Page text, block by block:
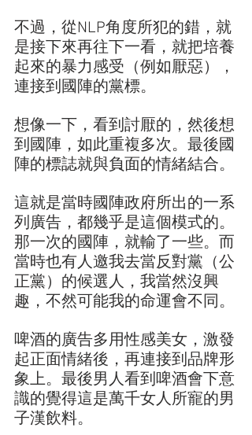
不過，從NLP角度所犯的錯，就
是接下來再往下一看，就把培養
起來的暴力感受（例如厭惡），
連接到國陣的黨標。
想像一下，看到討厭的，然後想
到國陣，如此重複多次。最後國
陣的標誌就與負面的情緒結合。
這就是當時國陣政府所出的一系
列廣告，都幾乎是這個模式的。
那一次的國陣，就輸了一些。而
當時也有人邀我去當反對黨（公
正黨）的候選人，我當然沒興
趣，不然可能我的命運會不同。
啤酒的廣告多用性感美女，激發
起正面情緒後，再連接到品牌形
象上。最後男人看到啤酒會下意
識的覺得這是萬千女人所寵的男
子漢飲料。